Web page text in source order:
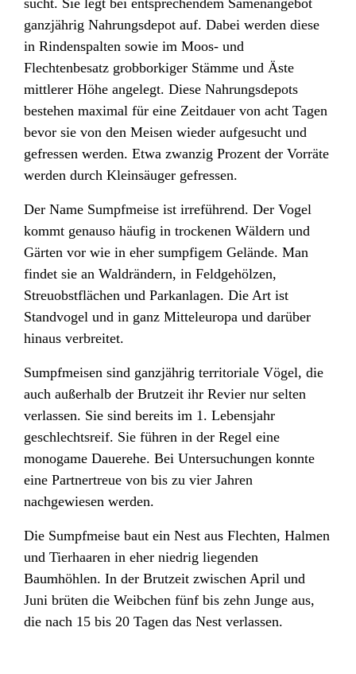
ganzjährig Nahrungsdepot auf. Dabei werden diese
in Rindenspalten sowie im Moos- und
Flechtenbesatz grobborkiger Stämme und Äste
mittlerer Höhe angelegt. Diese Nahrungsdepots
bestehen maximal für eine Zeitdauer von acht Tagen
bevor sie von den Meisen wieder aufgesucht und
gefressen werden. Etwa zwanzig Prozent der Vorräte
werden durch Kleinsäuger gefressen.
Der Name Sumpfmeise ist irreführend. Der Vogel
kommt genauso häufig in trockenen Wäldern und
Gärten vor wie in eher sumpfigem Gelände. Man
findet sie an Waldrändern, in Feldgehölzen,
Streuobstflächen und Parkanlagen. Die Art ist
Standvogel und in ganz Mitteleuropa und darüber
hinaus verbreitet.
Sumpfmeisen sind ganzjährig territoriale Vögel, die
auch außerhalb der Brutzeit ihr Revier nur selten
verlassen. Sie sind bereits im 1. Lebensjahr
geschlechtsreif. Sie führen in der Regel eine
monogame Dauerehe. Bei Untersuchungen konnte
eine Partnertreue von bis zu vier Jahren
nachgewiesen werden.
Die Sumpfmeise baut ein Nest aus Flechten, Halmen
und Tierhaaren in eher niedrig liegenden
Baumhöhlen. In der Brutzeit zwischen April und
Juni brüten die Weibchen fünf bis zehn Junge aus,
die nach 15 bis 20 Tagen das Nest verlassen.